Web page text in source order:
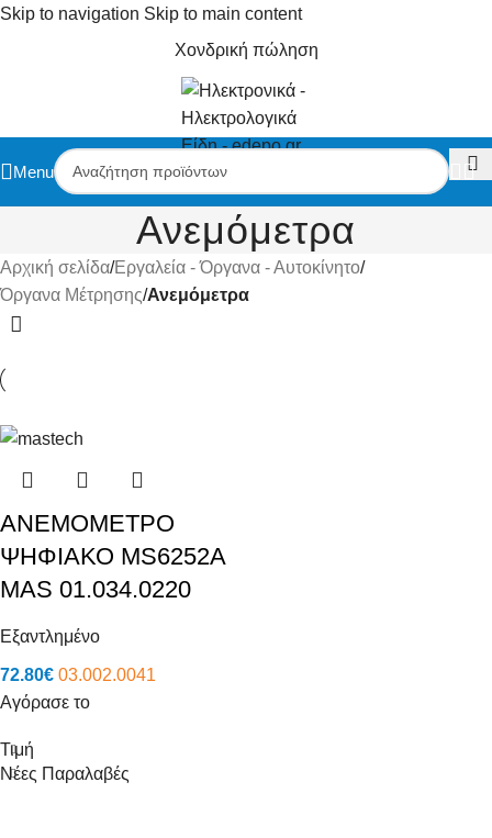
Skip to navigation Skip to main content
Χονδρική πώληση
Menu
Ανεμόμετρα
Τιμή
Νέες Παραλαβές
Αρχική σελίδα/Εργαλεία - Όργανα - Αυτοκίνητο/
Όργανα Μέτρησης/Ανεμόμετρα
ΑΝΕΜΟΜΕΤΡΟ
ΨΗΦΙΑΚΟ MS6252A
MAS 01.034.0220
Εξαντλημένο
72.80€ 03.002.0041
Αγόρασε το